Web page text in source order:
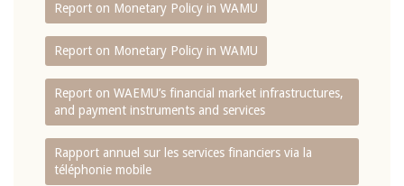
Report on Monetary Policy in WAMU
Report on Monetary Policy in WAMU
Report on WAEMU’s financial market infrastructures,
and payment instruments and services
Rapport annuel sur les services financiers via la
téléphonie mobile